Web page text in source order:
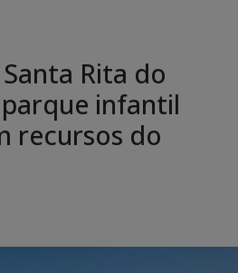
Rita do
infantil
recursos do